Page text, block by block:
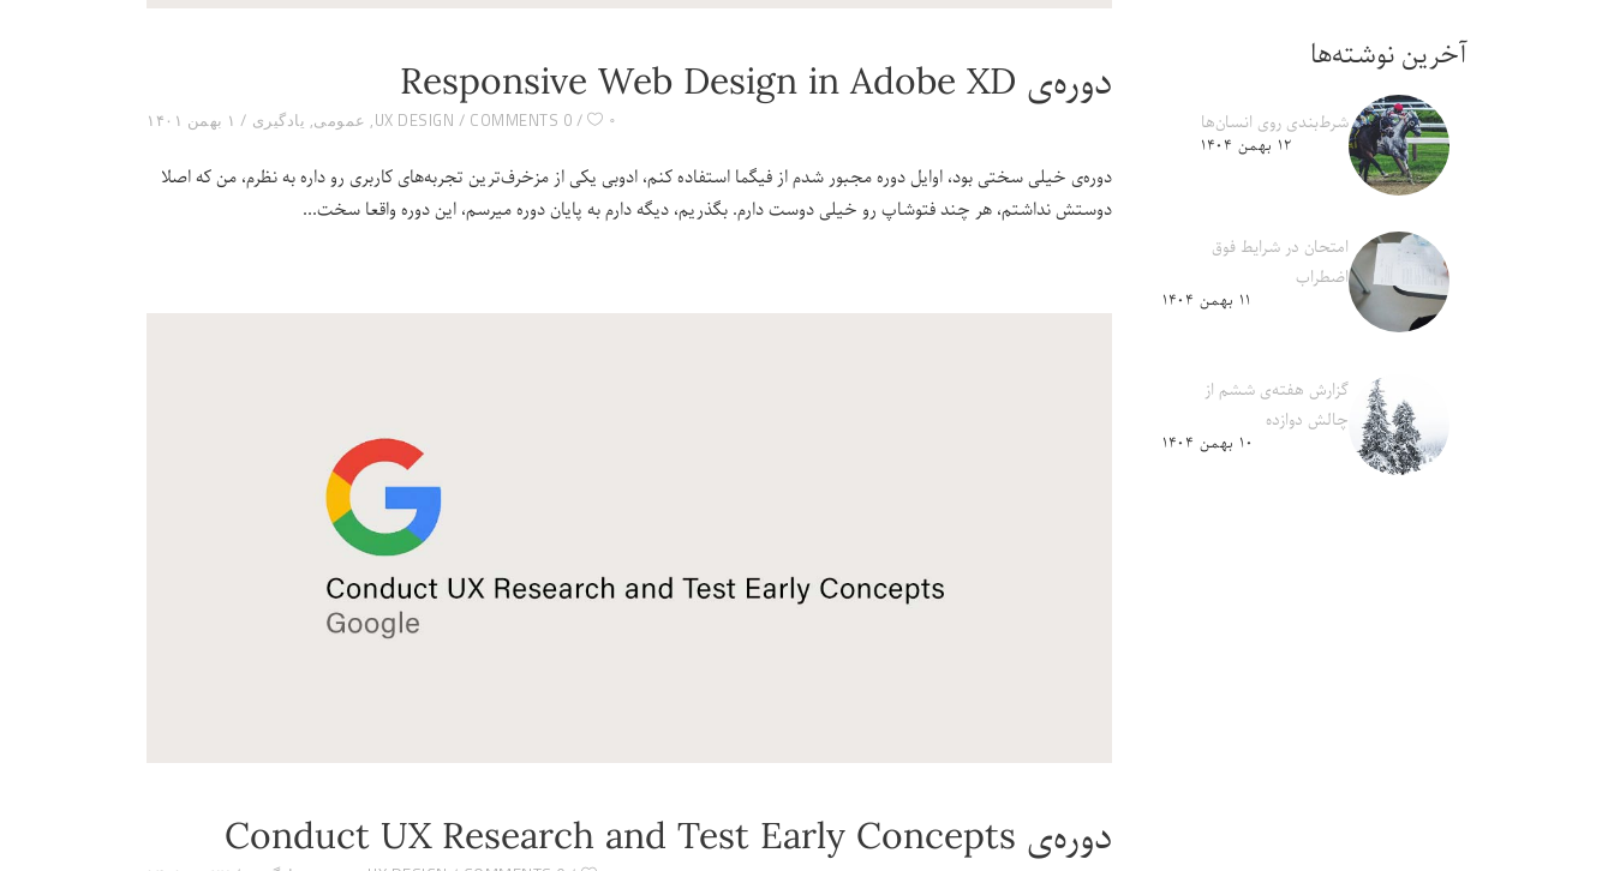
دوره‌ی Responsive Web Design in Adobe XD
۱ بهمن ۱۴۰۱ UX DESIGN
, عمومی, یادگیری 0 COMMENTS ۰
دوره‌ی خیلی سختی بود، اوایل دوره مجبور شدم از فیگما استفاده کنم، ادوبی یکی از مزخرف‌ترین تجربه‌های کاربری رو داره به نظرم، من که اصلا
دوستش نداشتم، هر چند فتوشاپ رو خیلی دوست دارم. بگذریم، دیگه دارم به پایان دوره میرسم، این دوره واقعا سخت
دوره‌ی Conduct UX Research and Test Early Concepts
آخرین نوشته‌ها
شرط‌بندی روی انسان‌ها
۱۲ بهمن ۱۴۰۴
امتحان در شرایط فوق
اضطراب
۱۱ بهمن ۱۴۰۴
گزارش هفته‌ی ششم از
چالش دوازده
۱۰ بهمن ۱۴۰۴